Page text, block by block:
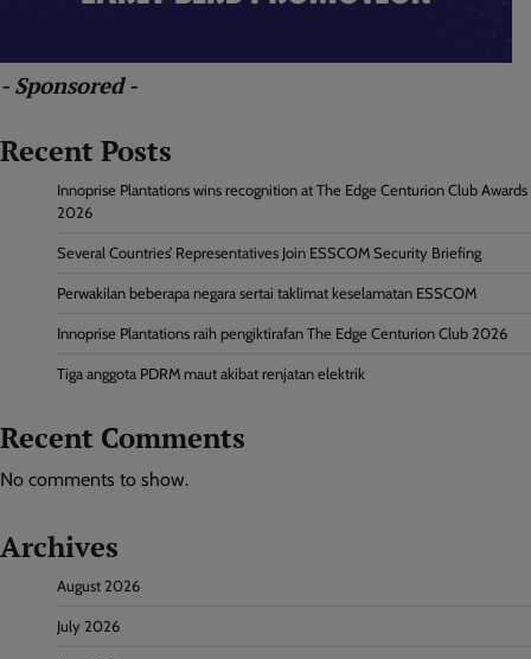
- Sponsored -
Recent Posts
Innoprise Plantations wins recognition at The Edge Centurion Club Awards
2026
Several Countries’ Representatives Join ESSCOM Security Briefing
Perwakilan beberapa negara sertai taklimat keselamatan ESSCOM
Innoprise Plantations raih pengiktirafan The Edge Centurion Club 2026
Tiga anggota PDRM maut akibat renjatan elektrik
Recent Comments
No comments to show.
Archives
August 2026
July 2026